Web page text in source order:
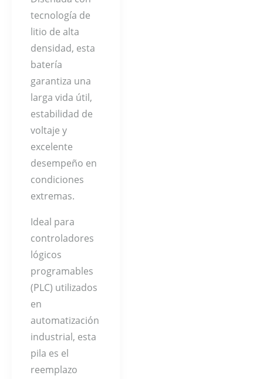
tecnología de
litio de alta
densidad, esta
batería
garantiza una
larga vida útil,
estabilidad de
voltaje y
excelente
desempeño en
condiciones
extremas.
Ideal para
controladores
lógicos
programables
(PLC) utilizados
en
automatización
industrial, esta
pila es el
reemplazo